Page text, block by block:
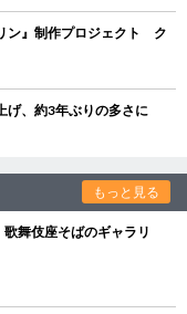
ン』制作プロジェクト ク
げ、約3年ぶりの多さに
もっと見る
舞伎座そばのギャラリ